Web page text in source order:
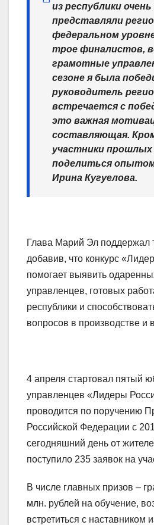
из республики
представляли
федеральном
трое финалистов,
грамотные
сезоне я была
руководитель
встречается с
это важная
составляющая.
участники
поделиться
Ирина Кугуелова.
Глава Марий Эл поддержал
добавив, что конкурс
помогает выявить
управленцев, готовых
республики и
вопросов в производстве и
4 апреля стартовал пятый
управленцев «Лидеры
проводится по поручению
Российской Федерации с
сегодняшний день от
поступило 235 заявок на
В числе главных призов –
млн. рублей на обучение,
встретиться с наставником